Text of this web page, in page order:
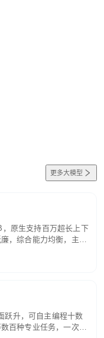
更多大模型
原生支持百万超长上下
，综合能力均衡，主打
作、基础 RAG、批量
跃升，可自主编程十数
百种专业任务，一次对